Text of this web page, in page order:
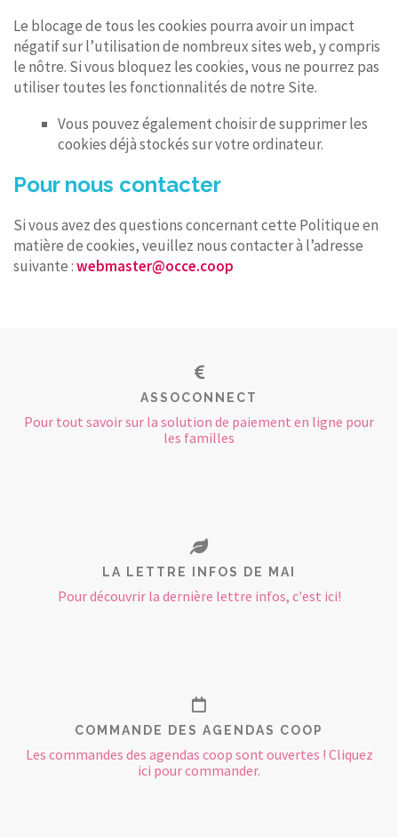
Le blocage de tous les cookies pourra avoir un impact
négatif sur l’utilisation de nombreux sites web, y compris
le nôtre. Si vous bloquez les cookies, vous ne pourrez pas
utiliser toutes les fonctionnalités de notre Site.
Vous pouvez également choisir de supprimer les
cookies déjà stockés sur votre ordinateur.
Pour nous contacter
Si vous avez des questions concernant cette Politique en
matière de cookies, veuillez nous contacter à l’adresse
suivante :webmaster@occe.coop
ASSOCONNECT
Pour tout savoir sur la solution de paiement en ligne pour
les familles
LA LETTRE INFOS DE MAI
Pour découvrir la dernière lettre infos, c'est ici!
COMMANDE DES AGENDAS COOP
Les commandes des agendas coop sont ouvertes ! Cliquez
ici pour commander.